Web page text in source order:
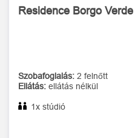
Residence Borgo Verde
Szobafoglalás: 2 felnőtt
Ellátás: ellátás nélkül
1x stúdió